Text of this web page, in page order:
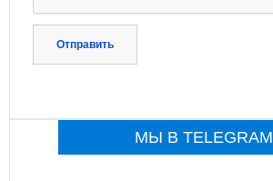
Отправить
МЫ В TELEGRAM